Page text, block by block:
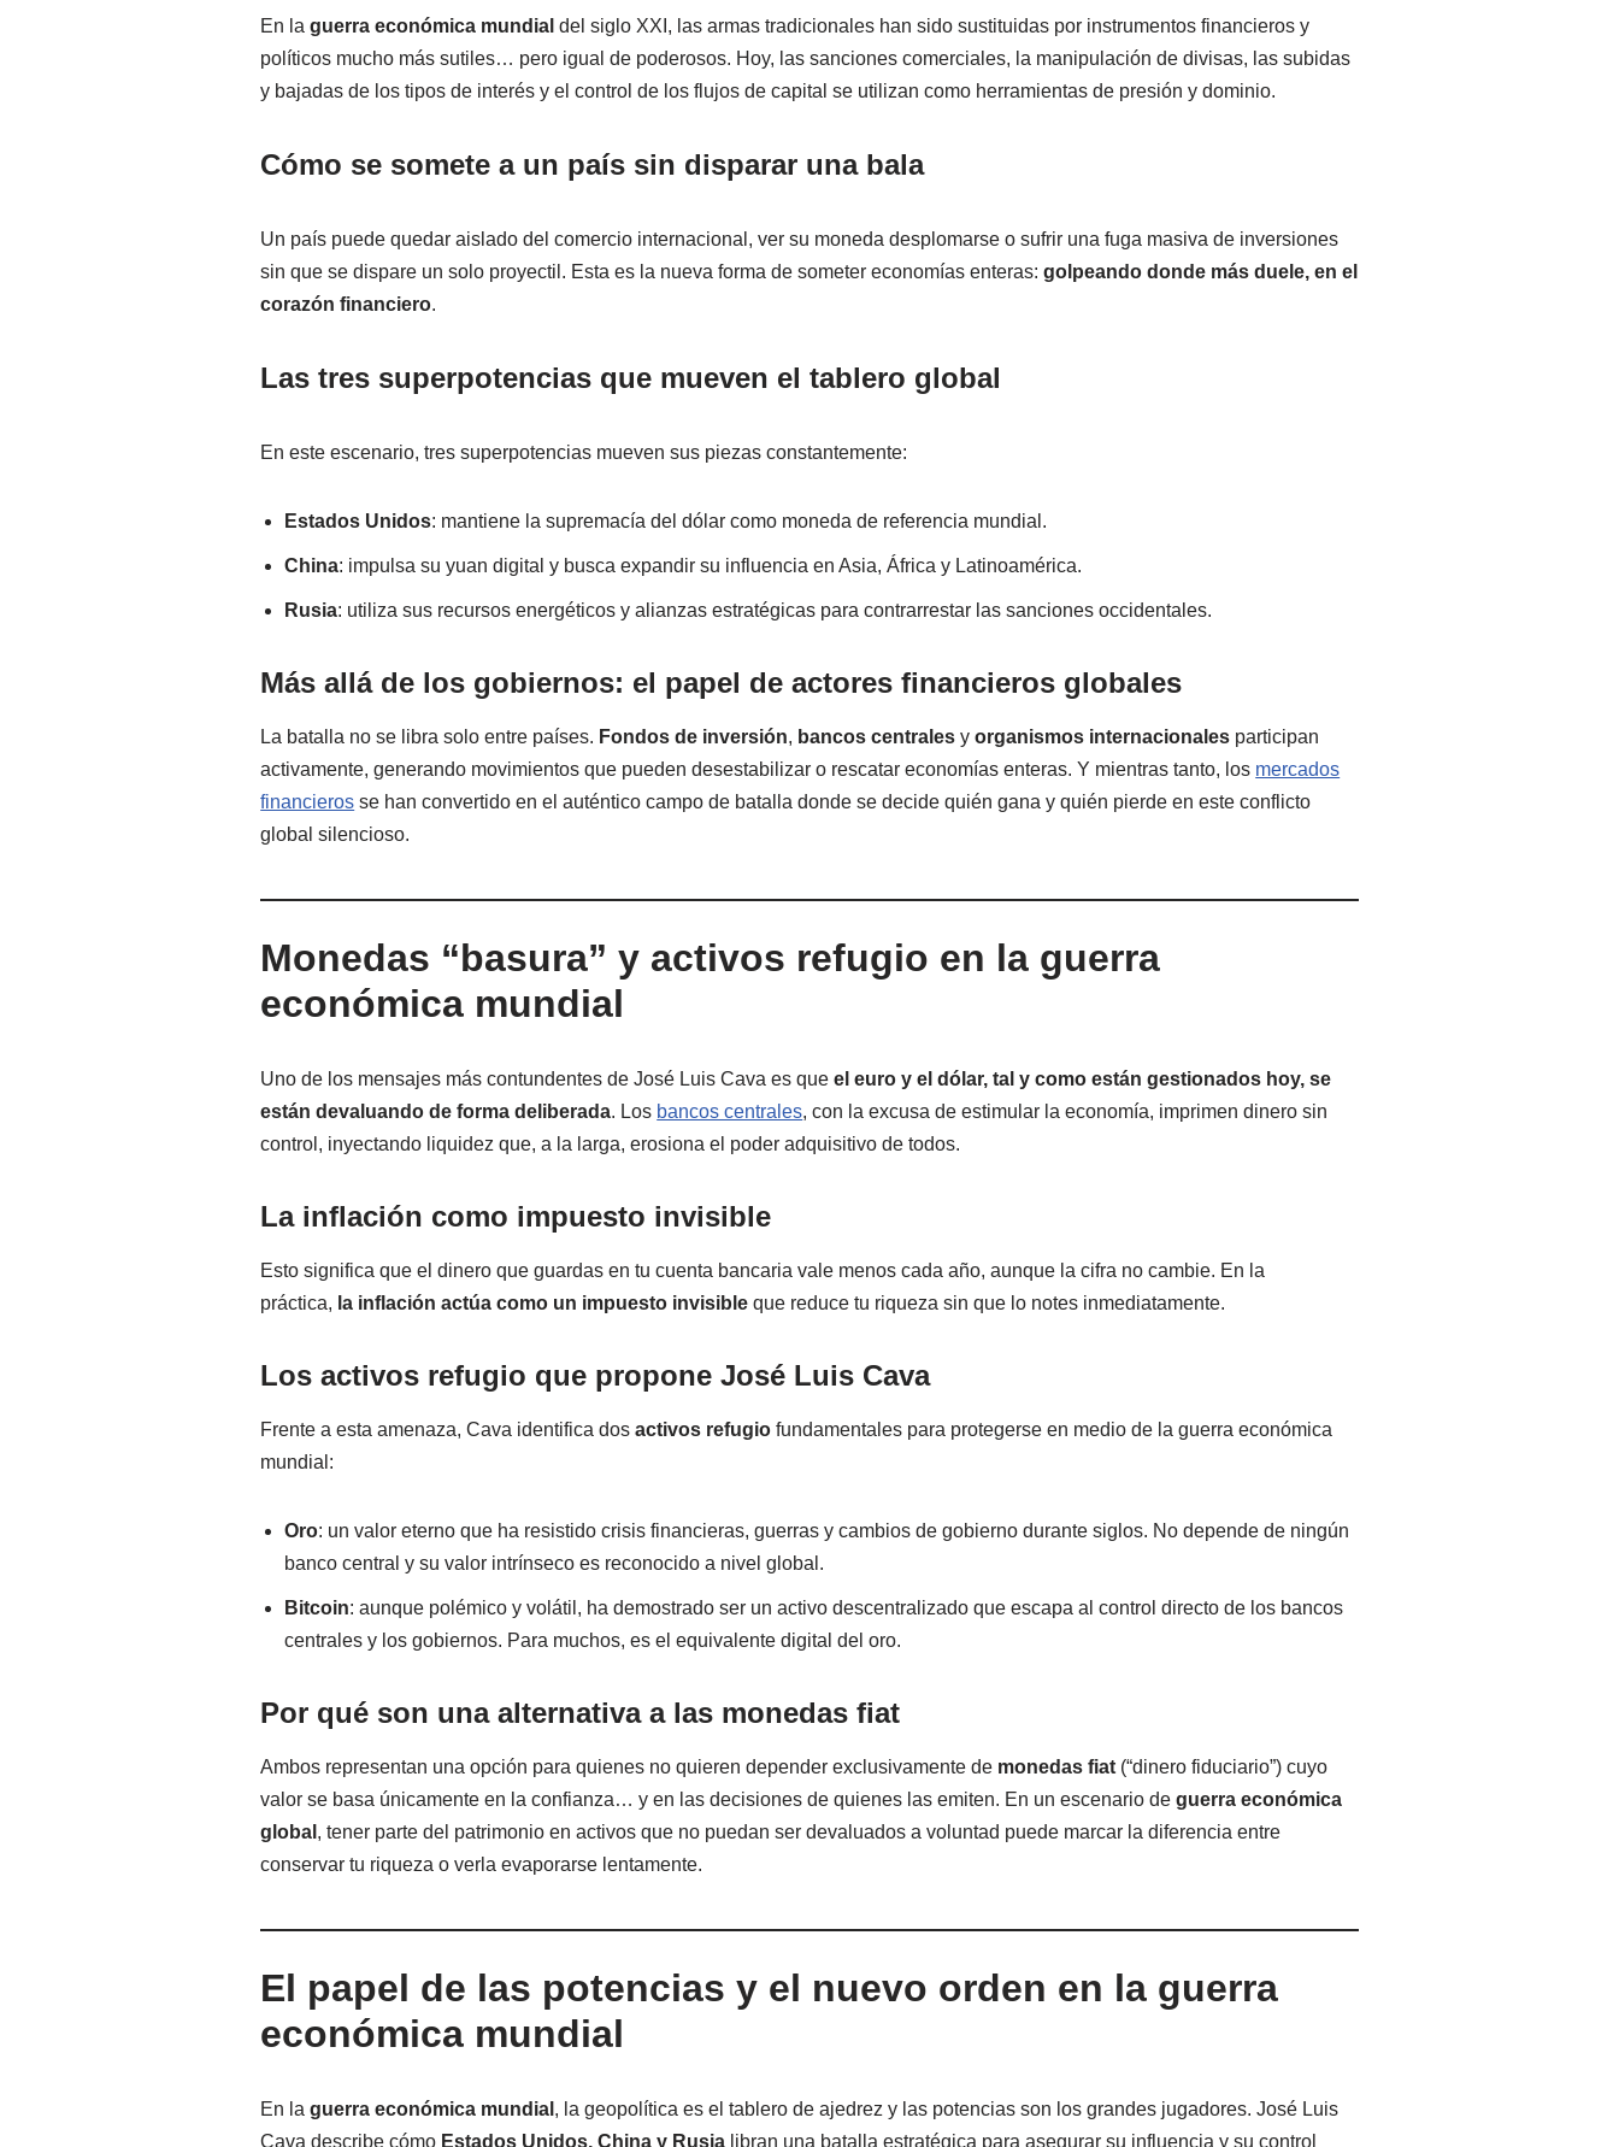
El Gran Reinicio y el euro digital: control y futuro del dinero
Cómo protegerse en la guerra económica mundial: estrategias para ciudadanos e inversores
Conclusión: invertir con cabeza, incluso en tiempos de dividendos populares
En laguerra económica mundial del siglo XXI, las armas tradicionales han sido sustituidas por instrumentos financieros y
políticos mucho más sutiles… pero igual de poderosos. Hoy, las sanciones comerciales, la manipulación de divisas, las subidas
y bajadas de los tipos de interés y el control de los flujos de capital se utilizan como herramientas de presión y dominio.
Cómo se somete a un país sin disparar una bala
Un país puede quedar aislado del comercio internacional, ver su moneda desplomarse o sufrir una fuga masiva de inversiones
sin que se dispare un solo proyectil. Esta es la nueva forma de someter economías enteras:golpeando donde más duele, en el
corazón financiero.
Las tres superpotencias que mueven el tablero global
En este escenario, tres superpotencias mueven sus piezas constantemente:
Estados Unidos: mantiene la supremacía del dólar como moneda de referencia mundial.
China: impulsa su yuan digital y busca expandir su influencia en Asia, África y Latinoamérica.
Rusia: utiliza sus recursos energéticos y alianzas estratégicas para contrarrestar las sanciones occidentales.
Más allá de los gobiernos: el papel de actores financieros globales
La batalla no se libra solo entre países. Fondos de inversión, bancos centrales yorganismos internacionales participan
activamente, generando movimientos que pueden desestabilizar o rescatar economías enteras. Y mientras tanto, los mercados
financieros se han convertido en el auténtico campo de batalla donde se decide quién gana y quién pierde en este conflicto
global silencioso.
Monedas “basura” y activos refugio en la guerra
económica mundial
Uno de los mensajes más contundentes de José Luis Cava es queel euro y el dólar, tal y como están gestionados hoy, se
están devaluando de forma deliberada. Los bancos centrales, con la excusa de estimular la economía, imprimen dinero sin
control, inyectando liquidez que, a la larga, erosiona el poder adquisitivo de todos.
La inflación como impuesto invisible
Esto significa que el dinero que guardas en tu cuenta bancaria vale menos cada año, aunque la cifra no cambie. En la
práctica, la inflación actúa como un impuesto invisible que reduce tu riqueza sin que lo notes inmediatamente.
Los activos refugio que propone José Luis Cava
Frente a esta amenaza, Cava identifica dosactivos refugio fundamentales para protegerse en medio de la guerra económica
mundial:
Oro: un valor eterno que ha resistido crisis financieras, guerras y cambios de gobierno durante siglos. No depende de ningún
banco central y su valor intrínseco es reconocido a nivel global.
Bitcoin: aunque polémico y volátil, ha demostrado ser un activo descentralizado que escapa al control directo de los bancos
centrales y los gobiernos. Para muchos, es el equivalente digital del oro.
Por qué son una alternativa a las monedas fiat
Ambos representan una opción para quienes no quieren depender exclusivamente de monedas fiat (“dinero fiduciario”) cuyo
valor se basa únicamente en la confianza… y en las decisiones de quienes las emiten. En un escenario deguerra económica
global , tener parte del patrimonio en activos que no puedan ser devaluados a voluntad puede marcar la diferencia entre
conservar tu riqueza o verla evaporarse lentamente.
El papel de las potencias y el nuevo orden en la guerra
económica mundial
En laguerra económica mundial , la geopolítica es el tablero de ajedrez y las potencias son los grandes jugadores. José Luis
Cava describe cómo Estados Unidos, China y Rusia libran una batalla estratégica para asegurar su influencia y su control